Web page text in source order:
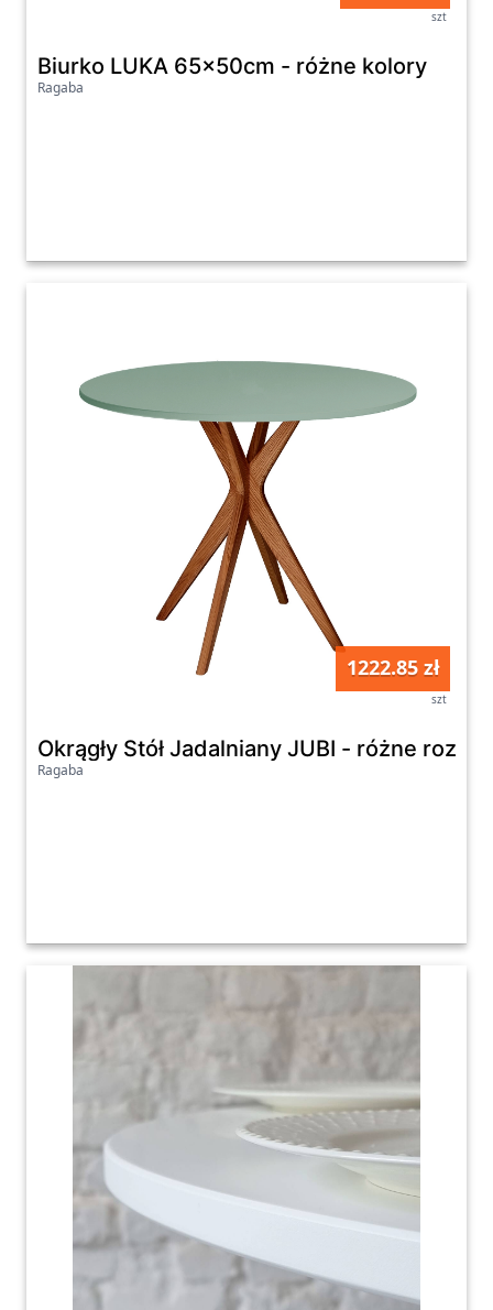
szt
Biurko LUKA 65x50cm - różne kolory
Ragaba
1222.85 zł
szt
Okrągły Stół Jadalniany JUBI - różne
Ragaba